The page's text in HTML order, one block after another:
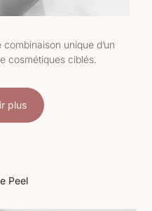
unique d’un
cosmétiques ciblés.
plus
Peel